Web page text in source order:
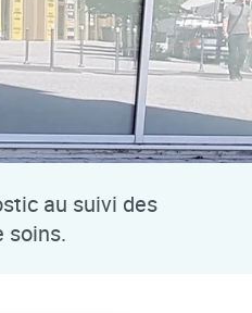
au suivi des
soins.